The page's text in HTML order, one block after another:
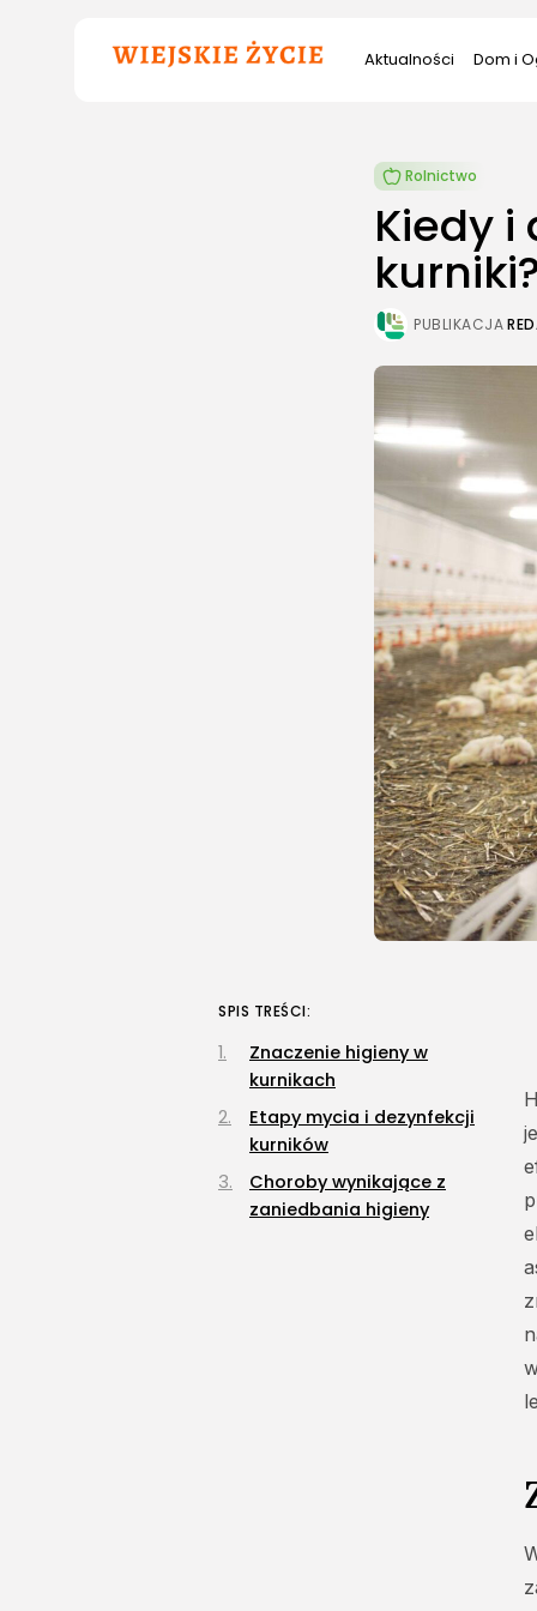
Aktualności Dom i
Szukana
fraza:
Rolnictwo
Kiedy
PUBLIKACJA
SPIS TREŚCI:
Znaczenie higieny w
kurnikach
Etapy mycia i dezynfekcji
kurników
Choroby wynikające z
zaniedbania higieny